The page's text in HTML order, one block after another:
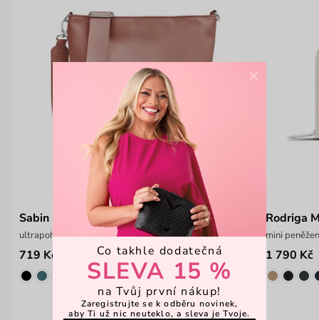
Sabin Brown
ultrapohodlná crossbody kabelka
719 Kč
Rodriga
mini
1 790 Kč
×
Co takhle dodatečná
SLEVA 15 %
na Tvůj první nákup!
Zaregistrujte se k odběru novinek,
aby Ti už nic neuteklo, a sleva je Tvoje.